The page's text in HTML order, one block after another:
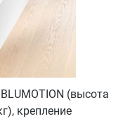
(высота
крепление